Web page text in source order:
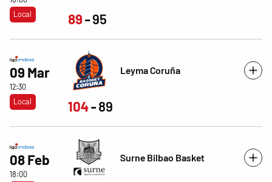
Local
89 95
09 Mar
12:30
Local
Leyma Coruña
104 89
08 Feb
18:00
Surne Bilbao Basket